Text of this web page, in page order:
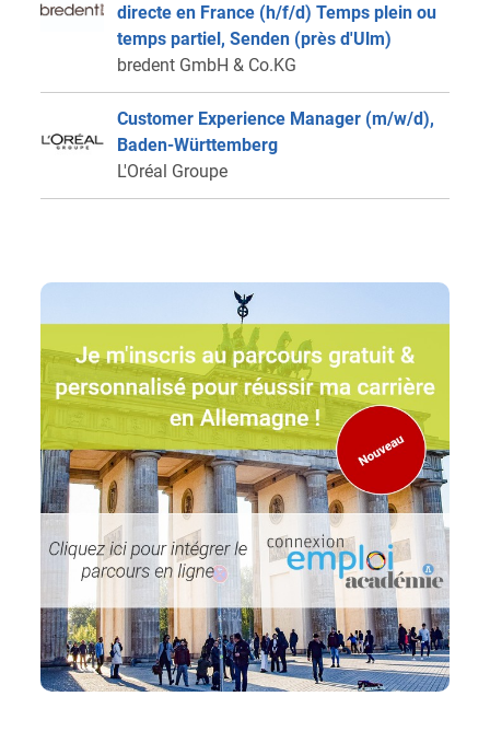
directe en France (h/f/d) Temps plein ou
temps partiel, Senden (près d'Ulm)
bredent GmbH & Co.KG
Customer Experience Manager (m/w/d),
Baden-Württemberg
L'Oréal Groupe